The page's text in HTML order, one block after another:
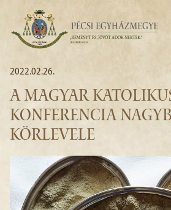
2022.02.26.
A MAGYAR
KONFERENCIA
KÖRLEVELE